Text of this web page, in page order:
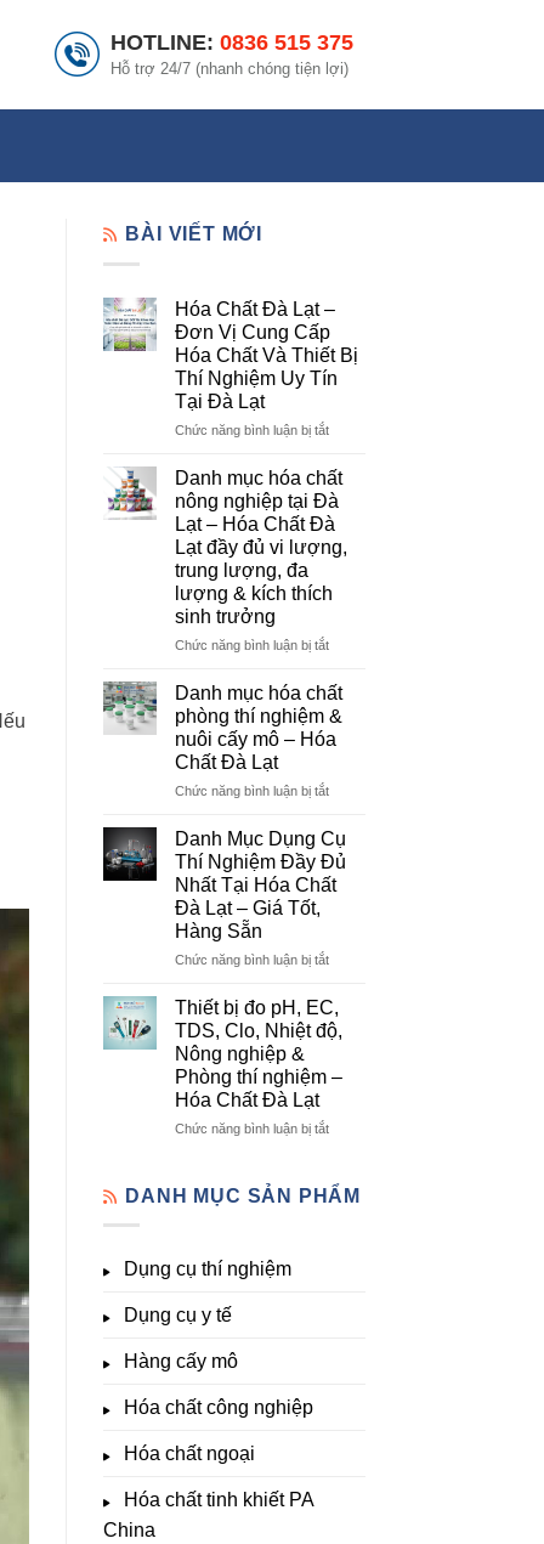
HOTLINE: 0836 515 375
Hỗ trợ 24/7 (nhanh chóng tiện lợi)
BÀI VIẾT MỚI
Hóa Chất Đà Lạt –
Đơn Vị Cung Cấp
Hóa Chất Và Thiết Bị
Thí Nghiệm Uy Tín
Tại Đà Lạt
Chức năng bình luận bị tắtở
Chất
Đà
Lạt
–
Đơn
Cung
Thiết
Bị
Thí
Tín
Đà
Lạt
Danh mục hóa chất
nông nghiệp tại Đà
Lạt – Hóa Chất Đà
Lạt đầy đủ vi lượng,
trung lượng, đa
lượng & kích thích
sinh trưởng
Chức năng bình luận bị tắtở
mục
chất
nông
tại
Lạt
–
Hóa
Chất
đầy
lượng,
trung
đa
sinh
trưởng
Danh mục hóa chất
phòng thí nghiệm &
nuôi cấy mô – Hóa
Chất Đà Lạt
Chức năng bình luận bị tắtở
mục
hóa
chất
phòng
&
mô
–
Chất
Danh Mục Dụng Cụ
Thí Nghiệm Đầy Đủ
Nhất Tại Hóa Chất
Đà Lạt – Giá Tốt,
Hàng Sẵn
Chức năng bình luận bị tắtở
Mục
Dụng
Cụ
Nghiệm
Đủ
Hóa
Chất
Thiết bị đo pH, EC,
TDS, Clo, Nhiệt độ,
Nông nghiệp &
Phòng thí nghiệm –
Hóa Chất Đà Lạt
Chức năng bình luận bị tắtở
đo
DANH MỤC SẢN PHẨM
Dụng cụ thí nghiệm
Dụng cụ y tế
Hàng cấy mô
Hóa chất công nghiệp
Hóa chất ngoại
Hóa chất tinh khiết PA
China